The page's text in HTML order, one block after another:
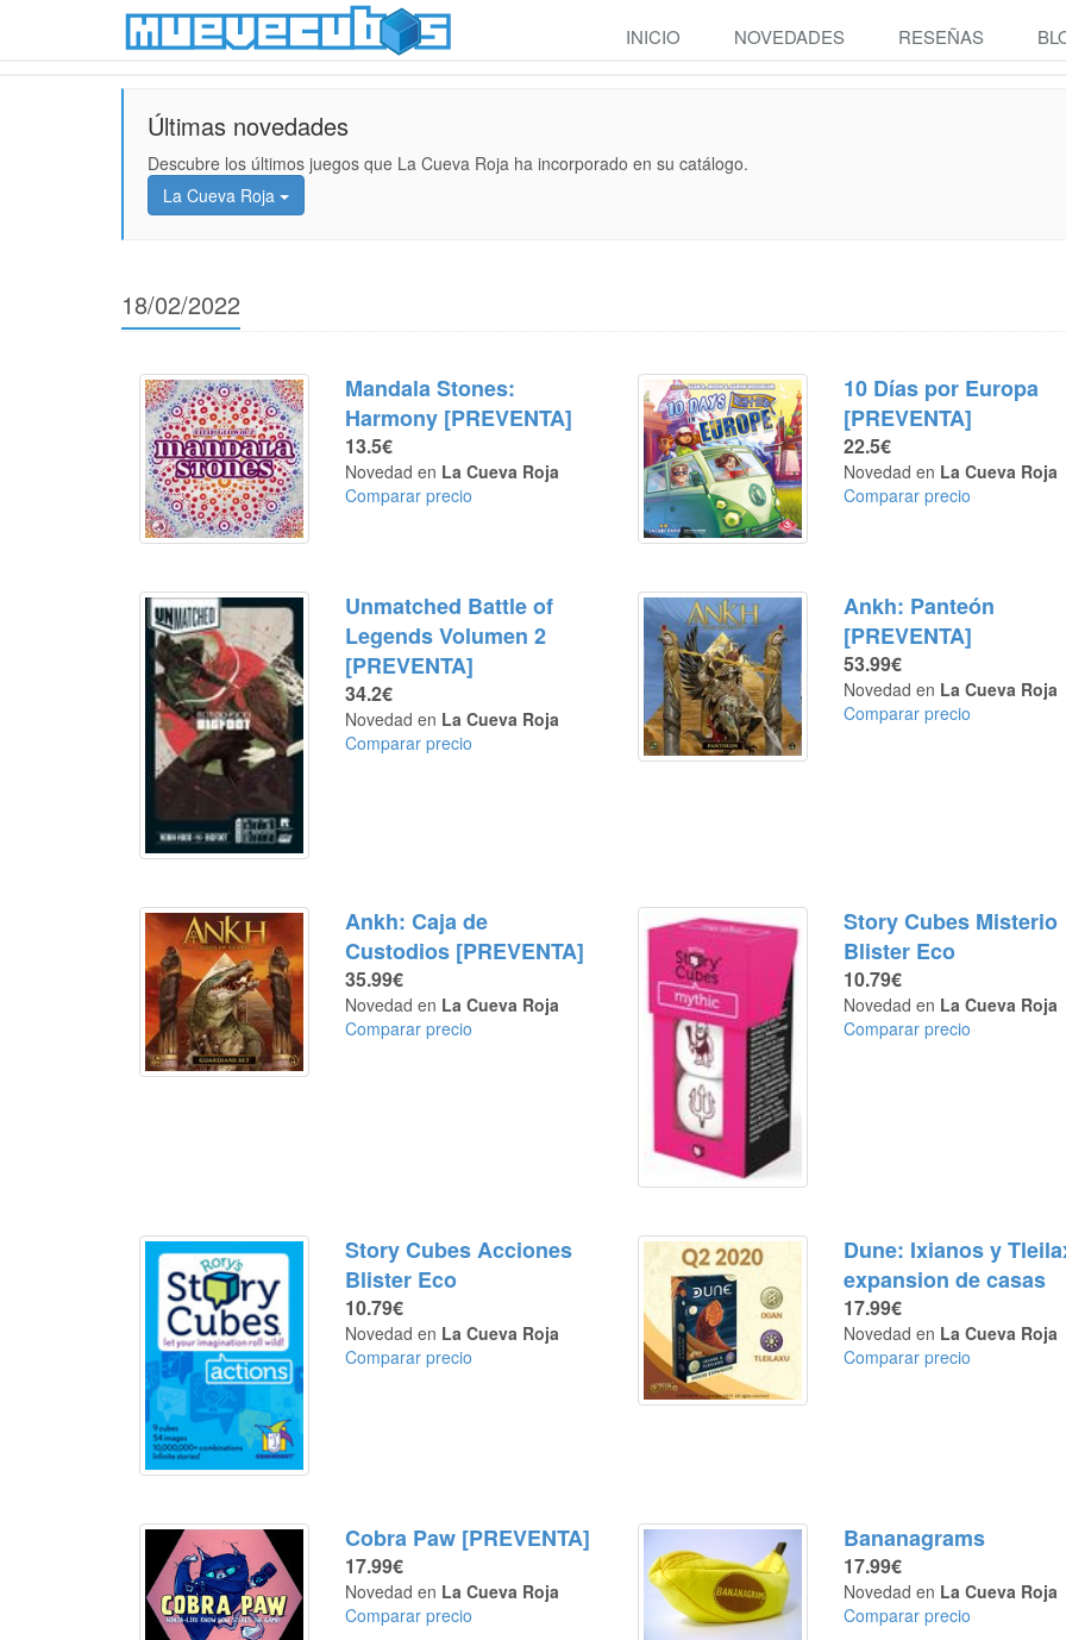
INICIO NOVEDADES RESEÑAS
Últimas novedades
Descubre los últimos juegos que La Cueva Roja ha incorporado en su catálogo.
La Cueva Roja
18/02/2022
Mandala Stones:
Harmony [PREVENTA]
13.5€
Novedad en La Cueva Roja
Comparar precio
10 Días por Europa
[PREVENTA]
22.5€
Novedad en La Cueva Roja
Comparar precio
Unmatched Battle of
Legends Volumen 2
[PREVENTA]
34.2€
Novedad en La Cueva Roja
Comparar precio
Ankh: Panteón
[PREVENTA]
53.99€
Novedad en La Cueva Roja
Comparar precio
Ankh: Caja de
Custodios [PREVENTA]
35.99€
Novedad en La Cueva Roja
Comparar precio
Story Cubes Misterio
Blister Eco
10.79€
Novedad en La Cueva Roja
Comparar precio
Story Cubes Acciones
Blister Eco
10.79€
Novedad en La Cueva Roja
Comparar precio
Dune: Ixianos y
expansion de casas
17.99€
Novedad en La Cueva Roja
Comparar precio
Cobra Paw [PREVENTA]
17.99€
Novedad en La Cueva Roja
Comparar precio
Bananagrams
17.99€
Novedad en La Cueva Roja
Comparar precio